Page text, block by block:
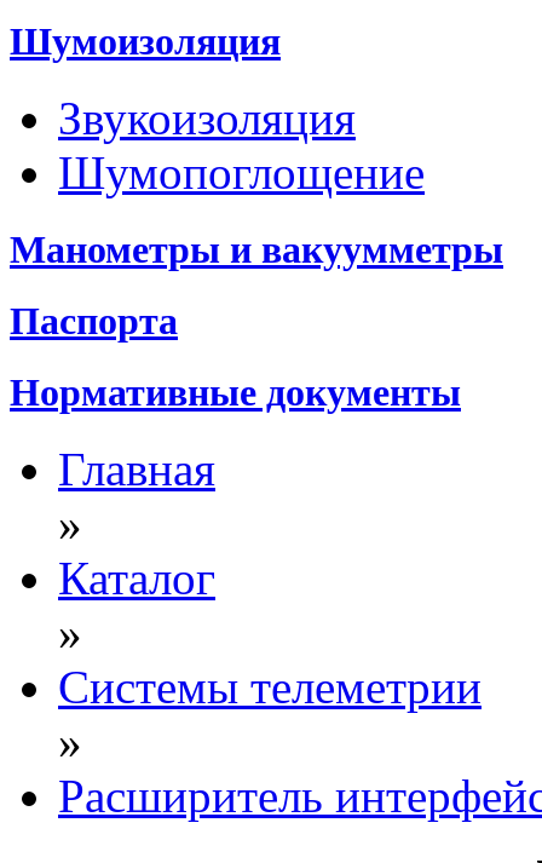
Шумоизоляция
Звукоизоляция
Шумопоглощение
Манометры и вакуумметры
Паспорта
Нормативные документы
Главная
»
Каталог
»
Системы телеметрии
»
Расширитель